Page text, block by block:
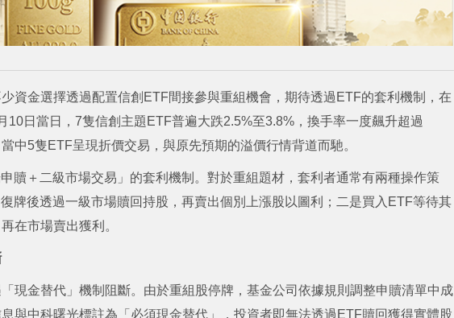
資金選擇透過配置信創ETF間接參與重組機會，期待透過ETF的套利機制，在
10日當日，7隻信創主題ETF普遍大跌2.5%至3.8%，換手率一度飆升超過
中5隻ETF呈現折價交易，與原先預期的溢價行情背道而馳。
贖＋二級市場交易」的套利機制。對於重組題材，套利者通常有兩種操作策
牌後透過一級市場贖回持股，再賣出個別上漲股以圖利；二是買入ETF等待其
在市場賣出獲利。
現金替代」機制阻斷。由於重組股停牌，基金公司依據規則調整申贖清單中成
與中科曙光標註為「必須現金替代」，投資者即無法透過ETF贖回獲得實體股